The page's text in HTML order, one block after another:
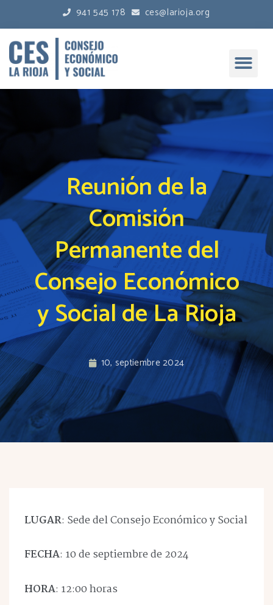
941 545 178 ces@larioja.org
Reunión de la
Comisión
Permanente del
Consejo Económico
y Social de La Rioja
10, septiembre 2024
LUGAR: Sede del Consejo Económico y Social
FECHA: 10 de septiembre de 2024
HORA: 12:00 horas